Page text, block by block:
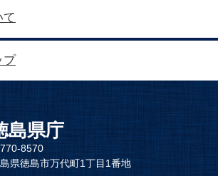
て
プ
島県庁
8570
県徳島市万代町1丁目1番地